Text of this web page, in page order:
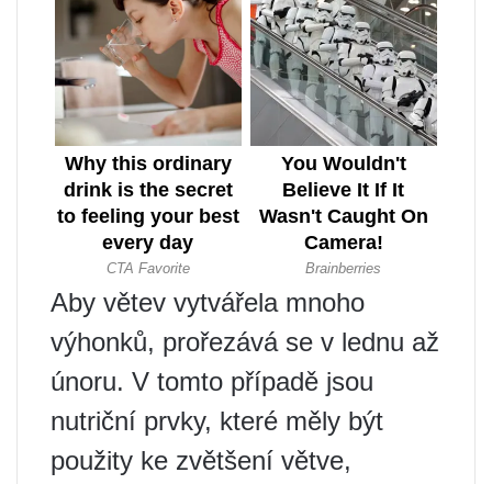
Aby větev vytvářela mnoho
výhonků, prořezává se v lednu až
únoru. V tomto případě jsou
nutriční prvky, které měly být
použity ke zvětšení větve,